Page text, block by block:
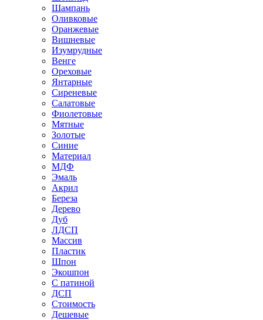
Шампань
Оливковые
Оранжевые
Вишневые
Изумрудные
Венге
Ореховые
Янтарные
Сиреневые
Салатовые
Фиолетовые
Мятные
Золотые
Синие
Материал
МДФ
Эмаль
Акрил
Береза
Дерево
Дуб
ЛДСП
Массив
Пластик
Шпон
Экошпон
С патиной
ДСП
Стоимость
Дешевые